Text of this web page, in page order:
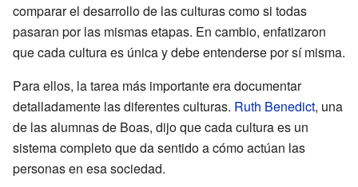
comparar el desarrollo de las culturas como si todas
pasaran por las mismas etapas. En cambio, enfatizaron
que cada cultura es única y debe entenderse por sí misma.
Para ellos, la tarea más importante era documentar
detalladamente las diferentes culturas. Ruth Benedict, una
de las alumnas de Boas, dijo que cada cultura es un
sistema completo que da sentido a cómo actúan las
personas en esa sociedad.